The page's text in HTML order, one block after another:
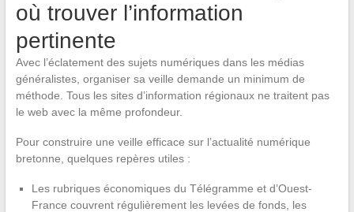
où trouver l’information
pertinente
Avec l’éclatement des sujets numériques dans les médias
généralistes, organiser sa veille demande un minimum de
méthode. Tous les sites d’information régionaux ne traitent pas
le web avec la même profondeur.
Pour construire une veille efficace sur l’actualité numérique
bretonne, quelques repères utiles :
Les rubriques économiques du Télégramme et d’Ouest-
France couvrent régulièrement les levées de fonds, les